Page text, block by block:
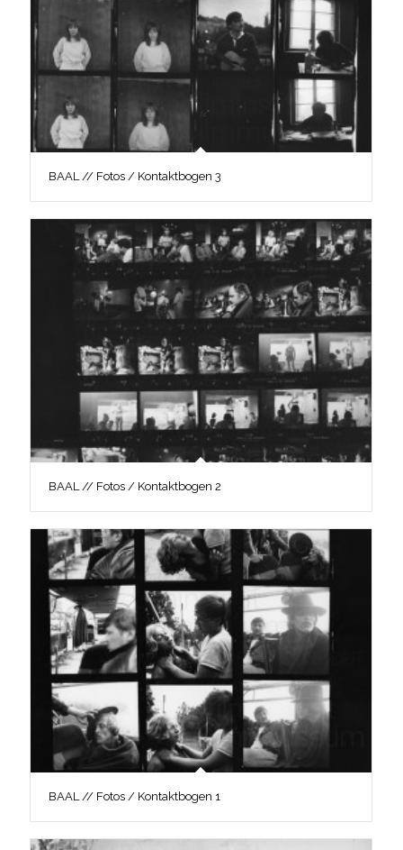
BAAL // Fotos / Kontaktbogen 3
BAAL // Fotos / Kontaktbogen 2
BAAL // Fotos / Kontaktbogen 1